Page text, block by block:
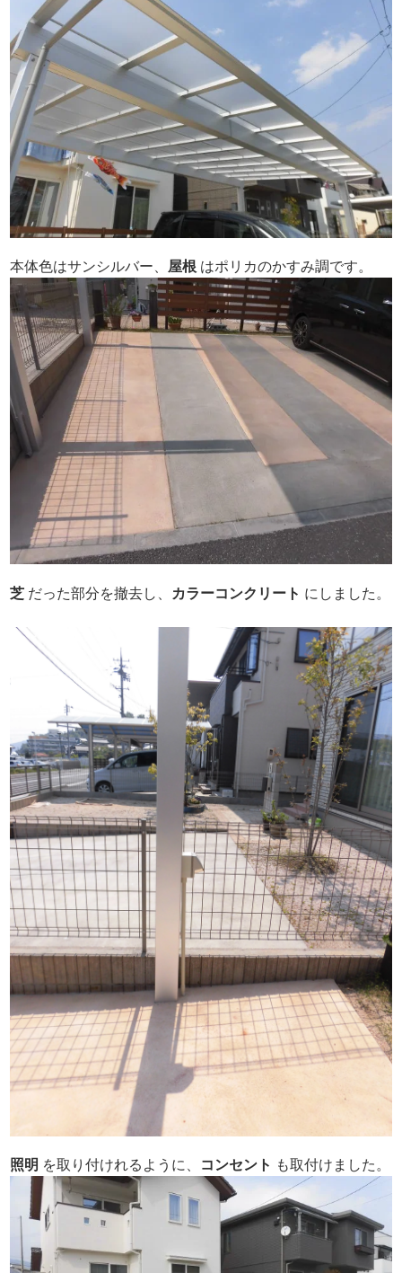
本体色はサンシルバー、 屋根 はポリカのかすみ調です。
芝 だった部分を撤去し、 カラーコンクリート にしました。
照明 を取り付けれるように、 コンセント も取付けました。